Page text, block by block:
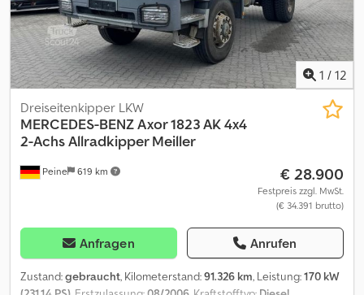
1 / 12
Peine 619 km
Dreiseitenkipper LKW
MERCEDES-BENZAxor 1823 AK 4x4
2-Achs Allradkipper Meiller
€ 28.900
Festpreis zzgl. MwSt.
(€ 34.391 brutto)
Anfragen Anrufen
Zustand:gebraucht, Kilometerstand:91.326 km, Leistung:170 kW